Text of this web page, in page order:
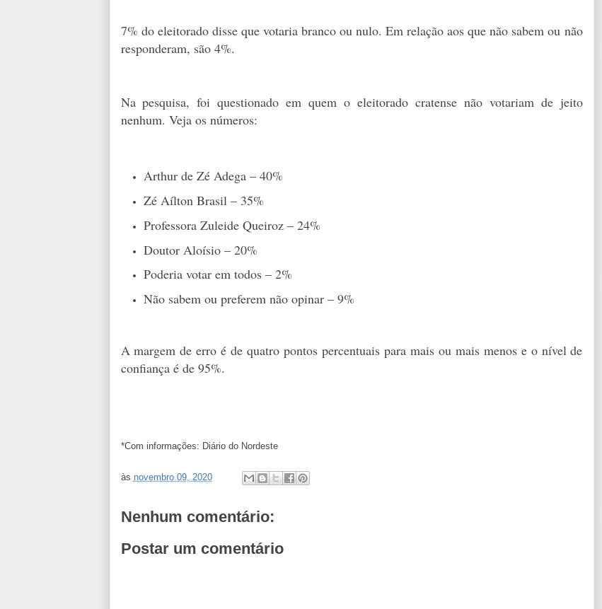
7% do eleitorado disse que votaria branco ou nulo. Em relação aos que não sabem ou não
responderam, são 4%.
Na pesquisa, foi questionado em quem o eleitorado cratense não votariam de jeito
nenhum. Veja os números:
Arthur de Zé Adega – 40%
Zé Aílton Brasil – 35%
Professora Zuleide Queiroz – 24%
Doutor Aloísio – 20%
Poderia votar em todos – 2%
Não sabem ou preferem não opinar – 9%
A margem de erro é de quatro pontos percentuais para mais ou mais menos e o nível de
confiança é de 95%.
*Com informações: Diário do Nordeste
às novembro 09, 2020
Nenhum comentário:
Postar um comentário